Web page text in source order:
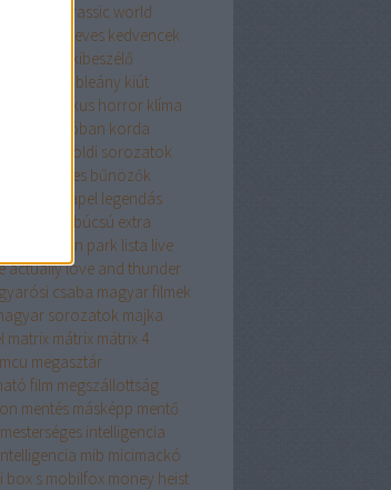
jurassic world
keanu reeves kedvencek
kibeszélő
kis hableány kiút
klasszikus horror klíma
a kunyhóban korda
külföldi sorozatok
veszélyes bűnözők
la casa de papel legendás
legénybúcsú extra
linkin park lista live
actuallylove and thunder
csaba magyar filmek
sorozatok majka
matrix mátrix mátrix 4.
mcu megasztár
film megszállottság
mentés másképp mentő
mesterséges intelligencia
mib micimackó
box s mobilfox money heist